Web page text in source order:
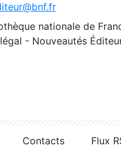
nationale de
- Nouveautés
Contacts
Flux